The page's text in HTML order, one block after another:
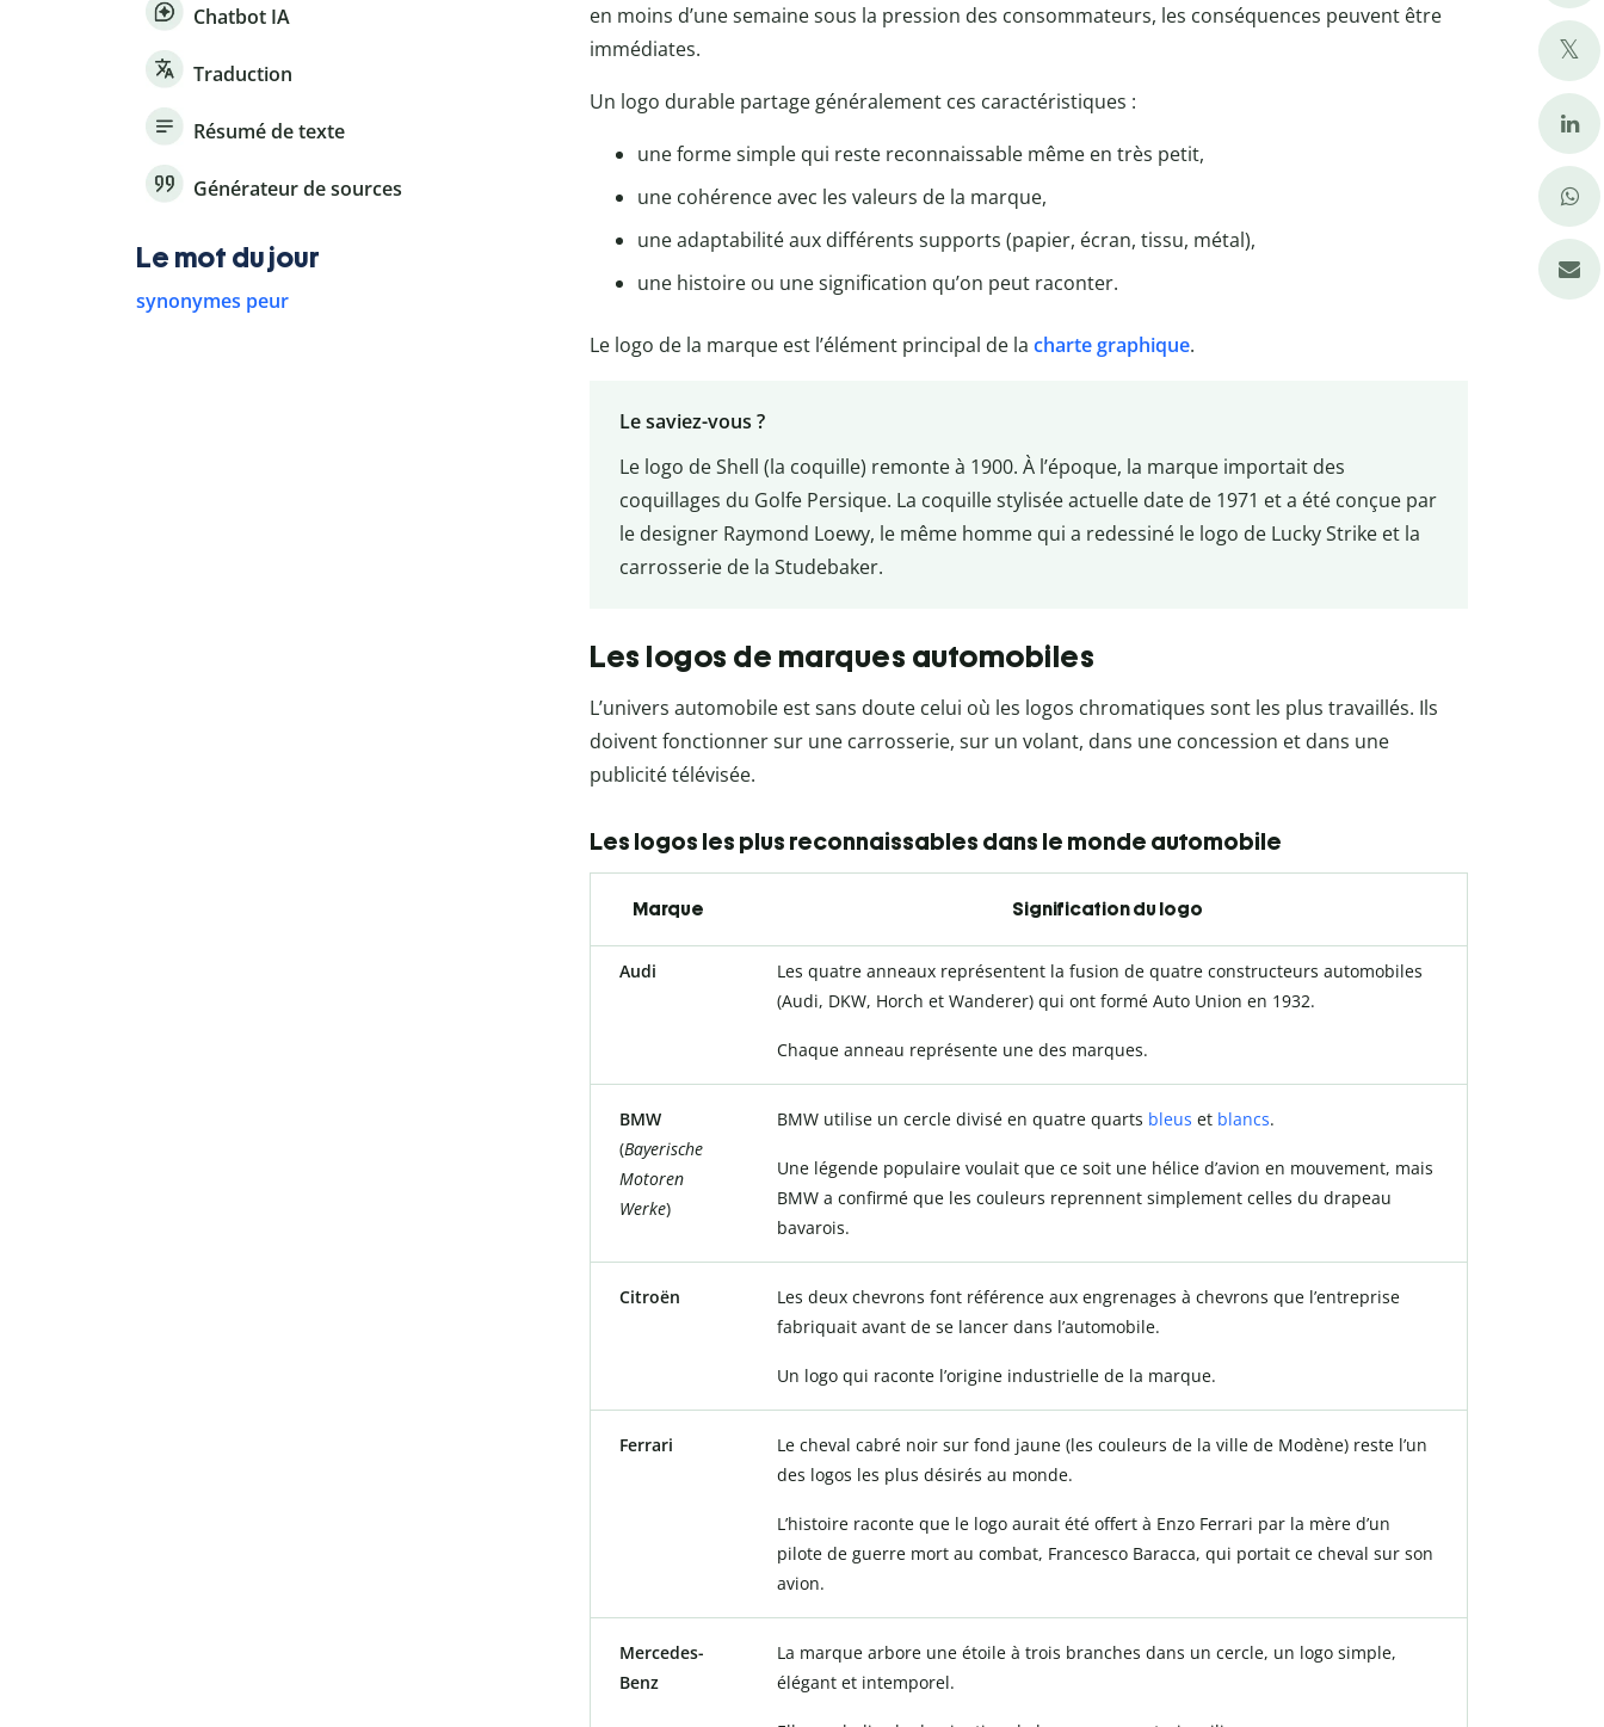
en moins d’une semaine sous la pression des consommateurs, les conséquences peuvent être
immédiates.
Un logo durable partage généralement ces caractéristiques :
une forme simple qui reste reconnaissable même en très petit,
une cohérence avec les valeurs de la marque,
une adaptabilité aux différents supports (papier, écran, tissu, métal),
une histoire ou une signification qu’on peut raconter.
Le logo de la marque est l’élément principal de la charte graphique.
Le saviez-vous ?
Le logo de Shell (la coquille) remonte à 1900. À l’époque, la marque importait des
coquillages du Golfe Persique. La coquille stylisée actuelle date de 1971 et a été conçue par
le designer Raymond Loewy, le même homme qui a redessiné le logo de Lucky Strike et la
carrosserie de la Studebaker.
Les logos de marques automobiles
L’univers automobile est sans doute celui où les logos chromatiques sont les plus travaillés. Ils
doivent fonctionner sur une carrosserie, sur un volant, dans une concession et dans une
publicité télévisée.
Les logos les plus reconnaissables dans le monde automobile
Marque Signification du logo
Audi
Les quatre anneaux représentent la fusion de quatre constructeurs automobiles
(Audi, DKW, Horch et Wanderer) qui ont formé Auto Union en 1932.
Chaque anneau représente une des marques.
BMW
(Bayerische
Motoren
Werke)
BMW utilise un cercle divisé en quatre quarts bleus et blancs.
Une légende populaire voulait que ce soit une hélice d’avion en mouvement, mais
BMW a confirmé que les couleurs reprennent simplement celles du drapeau
bavarois.
Citroën
Les deux chevrons font référence aux engrenages à chevrons que l’entreprise
fabriquait avant de se lancer dans l’automobile.
Un logo qui raconte l’origine industrielle de la marque.
Ferrari
Le cheval cabré noir sur fond jaune (les couleurs de la ville de Modène) reste l’un
des logos les plus désirés au monde.
L’histoire raconte que le logo aurait été offert à Enzo Ferrari par la mère d’un
pilote de guerre mort au combat, Francesco Baracca, qui portait ce cheval sur son
avion.
Mercedes-
Benz
La marque arbore une étoile à trois branches dans un cercle, un logo simple,
élégant et intemporel.
Chatbot IA
Traduction
Résumé de texte
Générateur de sources
Le mot du jour
synonymes peur